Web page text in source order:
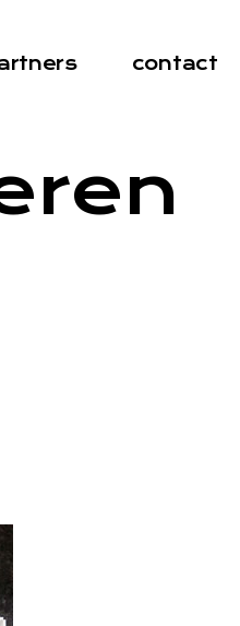
contact